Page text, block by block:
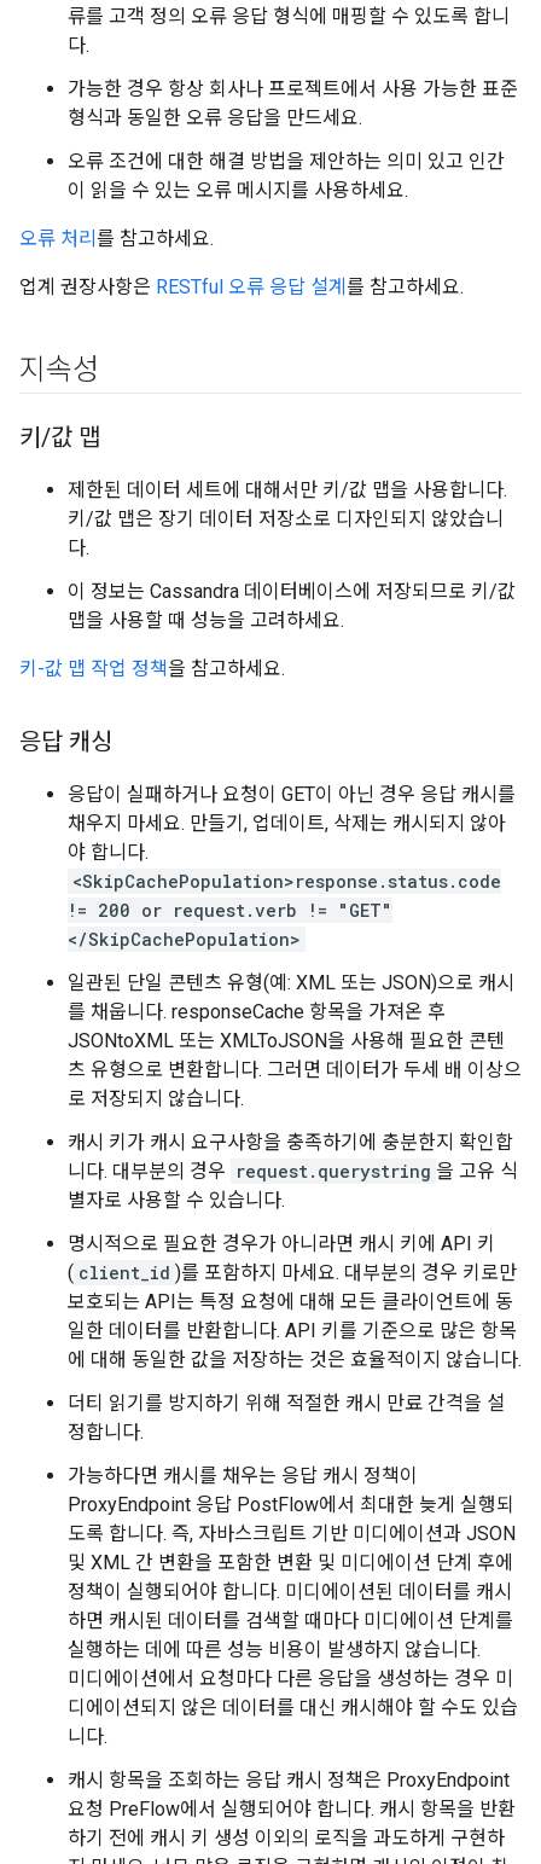
류를 고객 정의 오류 응답 형식에 매핑할 수 있도록 합니
다.
가능한 경우 항상 회사나 프로젝트에서 사용 가능한 표준
형식과 동일한 오류 응답을 만드세요.
오류 조건에 대한 해결 방법을 제안하는 의미 있고 인간
이 읽을 수 있는 오류 메시지를 사용하세요.
오류 처리 를 참고하세요.
업계 권장사항은 RESTful 오류 응답 설계 를 참고하세요.
지속성
키 /값 맵
제한된 데이터 세트에 대해서만 키/값 맵을 사용합니다.
키/값 맵은 장기 데이터 저장소로 디자인되지 않았습니
다.
이 정보는 Cassandra 데이터베이스에 저장되므로 키/값
맵을 사용할 때 성능을 고려하세요.
키-값 맵 작업 정책 을 참고하세요.
응답 캐싱
응답이 실패하거나 요청이 GET이 아닌 경우 응답 캐시를
채우지 마세요. 만들기, 업데이트, 삭제는 캐시되지 않아
야 합니다.
<SkipCachePopulation>response.status.code
!= 200 or request.verb != "GET"
</SkipCachePopulation>
일관된 단일 콘텐츠 유형(예: XML 또는 JSON)으로 캐시
를 채웁니다. responseCache 항목을 가져온 후
JSONtoXML 또는 XMLToJSON을 사용해 필요한 콘텐
츠 유형으로 변환합니다. 그러면 데이터가 두세 배 이상으
로 저장되지 않습니다.
캐시 키가 캐시 요구사항을 충족하기에 충분한지 확인합
니다. 대부분의 경우 request.querystring 을 고유 식
별자로 사용할 수 있습니다.
명시적으로 필요한 경우가 아니라면 캐시 키에 API 키
( client_id )를 포함하지 마세요. 대부분의 경우 키로만
보호되는 API는 특정 요청에 대해 모든 클라이언트에 동
일한 데이터를 반환합니다. API 키를 기준으로 많은 항목
에 대해 동일한 값을 저장하는 것은 효율적이지 않습니다.
더티 읽기를 방지하기 위해 적절한 캐시 만료 간격을 설
정합니다.
가능하다면 캐시를 채우는 응답 캐시 정책이
ProxyEndpoint 응답 PostFlow에서 최대한 늦게 실행되
도록 합니다. 즉, 자바스크립트 기반 미디에이션과 JSON
및 XML 간 변환을 포함한 변환 및 미디에이션 단계 후에
정책이 실행되어야 합니다. 미디에이션된 데이터를 캐시
하면 캐시된 데이터를 검색할 때마다 미디에이션 단계를
실행하는 데에 따른 성능 비용이 발생하지 않습니다.
미디에이션에서 요청마다 다른 응답을 생성하는 경우 미
디에이션되지 않은 데이터를 대신 캐시해야 할 수도 있습
니다.
캐시 항목을 조회하는 응답 캐시 정책은 ProxyEndpoint
요청 PreFlow에서 실행되어야 합니다. 캐시 항목을 반환
하기 전에 캐시 키 생성 이외의 로직을 과도하게 구현하